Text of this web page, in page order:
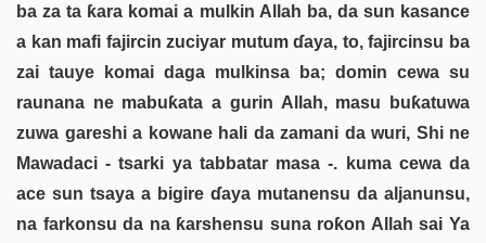
ba za ta ƙara komai a mulkin Allah ba, da sun kasance
a kan mafi fajircin zuciyar mutum ɗaya, to, fajircinsu ba
zai tauye komai daga mulkinsa ba; domin cewa su
raunana ne mabuƙata a gurin Allah, masu buƙatuwa
zuwa gareshi a kowane hali da zamani da wuri, Shi ne
Mawadaci - tsarki ya tabbatar masa -. kuma cewa da
ace sun tsaya a bigire ɗaya mutanensu da aljanunsu,
na farkonsu da na ƙarshensu suna roƙon Allah sai Ya